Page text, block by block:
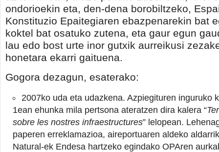
ondorioekin eta, den-dena borobiltzeko,
Konstituzio Epaitegiaren ebazpenarekin bat
koktel bat osatuko zutena, eta gaur egun
lau edo bost urte inor gutxik aurreikusi
honetara ekarri gaituena.
Gogora dezagun, esaterako:
2007ko uda eta udazkena. Azpiegituren inguruko
1ean ehunka mila pertsona ateratzen dira kalera “
sobre les nostres infraestructures” lelopean.
paperen erreklamazioa, aireportuaren aldeko
Natural-ek Endesa hartzeko egindako OPAren